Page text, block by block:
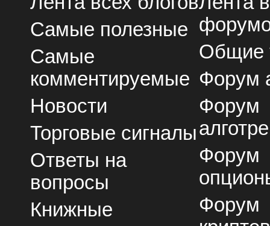
Самые полезные
Самые
комментируемые
Новости
Торговые сигналы
Ответы на
вопросы
Книжные
Общие
Форум
Форум
Форум
Форум